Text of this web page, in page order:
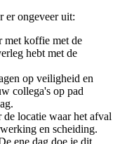
er ongeveer uit:
met koffie met de
hebt met de
op veiligheid en
collega's op pad
locatie waar het afval
en scheiding.
ene dag doe je dit